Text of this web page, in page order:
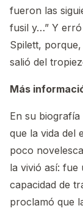
fueron las
fusil y…” Y erró
Spilett,
salió del
Más
En su
que la vida del
poco
la vivió así: fue
capacidad de
proclamó que